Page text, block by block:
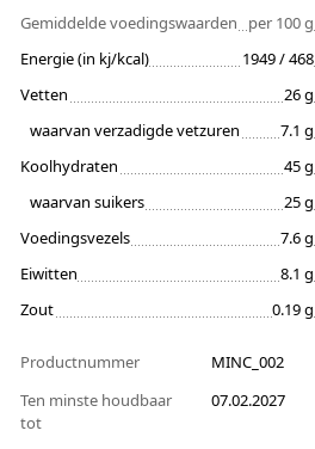
Gemiddelde voedingswaarden
per 100 g
Energie (in kj/kcal)
1949 / 468
Vetten
26 g
waarvan verzadigde vetzuren
7.1 g
Koolhydraten
45 g
waarvan suikers
25 g
Voedingsvezels
7.6 g
Eiwitten
8.1 g
Zout
0.19 g
Productnummer
MINC_002
Ten minste houdbaar
tot
07.02.2027